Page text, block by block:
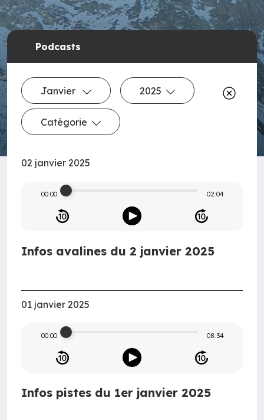
Podcasts
Janvier 2025
Catégorie
02 janvier 2025
00:00 02:04
Infos avalines du 2 janvier 2025
01 janvier 2025
00:00 08:34
Infos pistes du 1er janvier 2025